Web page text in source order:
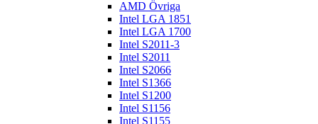
AMD Övriga
Intel LGA 1851
Intel LGA 1700
Intel S2011-3
Intel S2011
Intel S2066
Intel S1366
Intel S1200
Intel S1156
Intel S1155